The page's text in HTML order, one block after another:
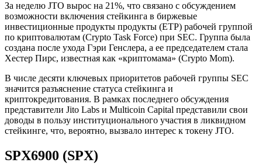
За неделю JTO вырос на 21%, что связано с обсуждением
возможности включения стейкинга в биржевые
инвестиционные продукты продукты (ETP) рабочей группой
по криптовалютам (Crypto Task Force) при SEC. Группа была
создана после ухода Гэри Генслера, а ее председателем стала
Хестер Пирс, известная как «криптомама» (Crypto Mom).
В числе десяти ключевых приоритетов рабочей группы SEC
значится разъяснение статуса стейкинга и
криптокредитования. В рамках последнего обсуждения
представители Jito Labs и Multicoin Capital представили свои
доводы в пользу институционального участия в ликвидном
стейкинге, что, вероятно, вызвало интерес к токену JTO.
SPX6900 (SPX)